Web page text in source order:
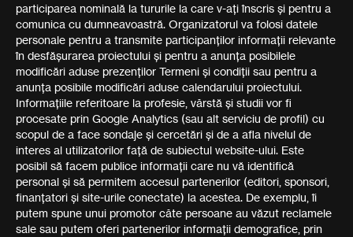
participarea nominală la tururile la care v-ați înscris și pentru a
comunica cu dumneavoastră. Organizatorul va folosi datele
personale pentru a transmite participanților informații relevante
în desfășurarea proiectului și pentru a anunța posibilele
modificări aduse prezenților Termeni și condiții sau pentru a
anunța posibile modificări aduse calendarului proiectului.
Informațiile referitoare la profesie, vârstă și studii vor fi
procesate prin Google Analytics (sau alt serviciu de profil) cu
scopul de a face sondaje și cercetări și de a afla nivelul de
interes al utilizatorilor față de subiectul website-ului. Este
posibil să facem publice informații care nu vă identifică
personal și să permitem accesul partenerilor (editori, sponsori,
finanțatori și site-urile conectate) la acestea. De exemplu, îi
putem spune unui promotor câte persoane au văzut reclamele
sale sau putem oferi partenerilor informații demografice, prin